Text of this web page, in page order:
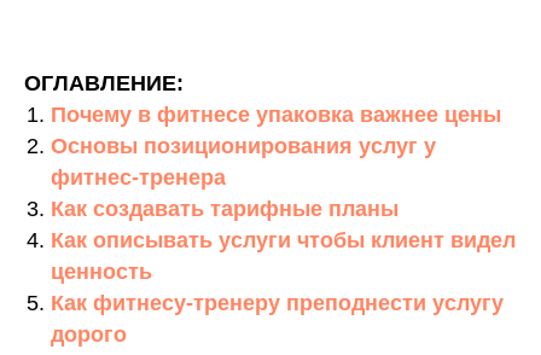
ОГЛАВЛЕНИЕ:
Почему в фитнесе упаковка важнее цены
Основы позиционирования услуг у
фитнес-тренера
Как создавать тарифные планы
Как описывать услуги чтобы клиент видел
ценность
Как фитнесу-тренеру преподнести услугу
дорого